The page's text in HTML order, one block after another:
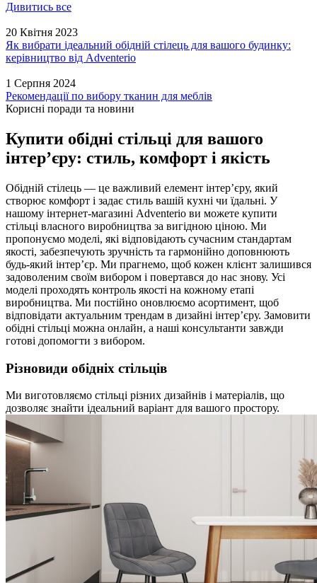
Дивитись все
20 Квітня 2023
Як вибрати ідеальний обідній стілець для вашого будинку:
керівництво від Adventerio
1 Серпня 2024
Рекомендації по вибору тканин для меблів
Корисні поради та новини
Купити обідні стільці для вашого
інтер’єру: стиль, комфорт і якість
Обідній стілець — це важливий елемент інтер’єру, який
створює комфорт і задає стиль вашій кухні чи їдальні. У
нашому інтернет-магазині Adventerio ви можете купити
стільці власного виробництва за вигідною ціною. Ми
пропонуємо моделі, які відповідають сучасним стандартам
якості, забезпечують зручність та гармонійно доповнюють
будь-який інтер’єр. Ми прагнемо, щоб кожен клієнт залишився
задоволеним своїм вибором і повертався до нас знову. Усі
моделі проходять контроль якості на кожному етапі
виробництва. Ми постійно оновлюємо асортимент, щоб
відповідати актуальним трендам в дизайні інтер’єру. Замовити
обідні стільці можна онлайн, а наші консультанти завжди
готові допомогти з вибором.
Різновиди обідніх стільців
Ми виготовляємо стільці різних дизайнів і матеріалів, що
дозволяє знайти ідеальний варіант для вашого простору.